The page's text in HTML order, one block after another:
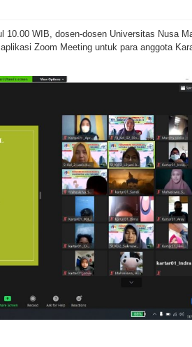
WIB, dosen-dosen Universitas Nusa
Zoom Meeting untuk para anggota